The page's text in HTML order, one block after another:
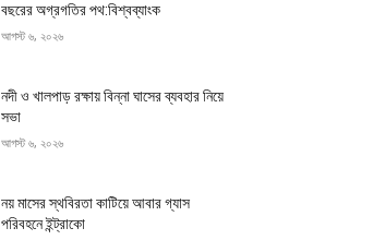
বছরের অগ্রগতির পথ:বিশ্বব্যাংক
আগস্ট ৬, ২০২৬
নদী ও খালপাড় রক্ষায় বিন্না ঘাসের ব্যবহার নিয়ে
সভা
আগস্ট ৬, ২০২৬
নয় মাসের স্থবিরতা কাটিয়ে আবার গ্যাস
পরিবহনে ইন্ট্রাকো